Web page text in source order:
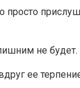
просто
не
ее